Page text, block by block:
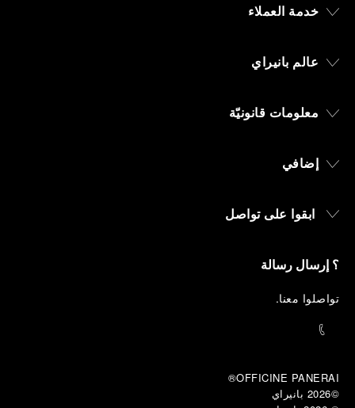
خدمة العملاء
عالم بانيراي
معلومات قانونيّة
إضافي
ابقوا على تواصل
؟ إرسال رسالة
تواصلوا معنا.
OFFICINE PANERAI®
©2026 بانيراي